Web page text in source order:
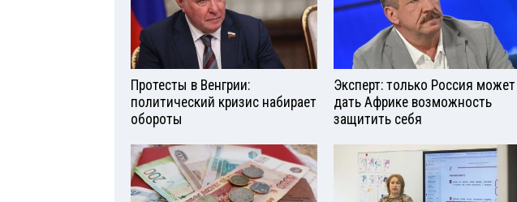
Протесты в Венгрии:
политический кризис набирает
обороты
Эксперт: только Россия может
дать Африке возможность
защитить себя